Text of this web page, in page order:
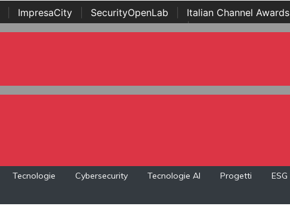
ImpresaCity SecurityOpenLab Italian Channel Awards
Awards | ...
Tecnologie Cybersecurity Tecnologie AI Progetti ESG